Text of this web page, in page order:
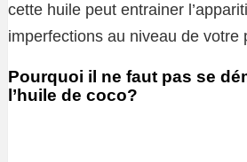
cette huile peut entrainer
imperfections au niveau de votre
Pourquoi il ne faut pas se
l’huile de coco?